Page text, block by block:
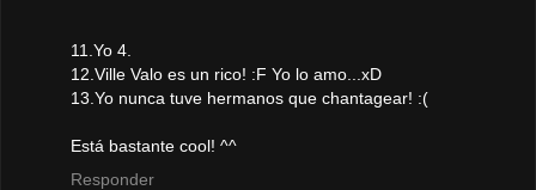
11.Yo 4.
12.Ville Valo es un rico! :F Yo lo amo...xD
13.Yo nunca tuve hermanos que chantagear! :(
Está bastante cool! ^^
Responder